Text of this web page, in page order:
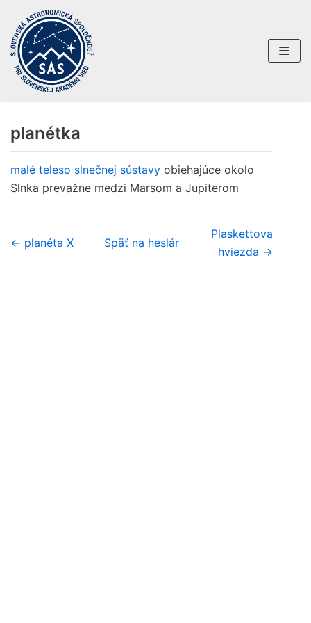
Preskočiť
na
obsah
planétka
malé teleso slnečnej sústavy obiehajúce okolo
Slnka prevažne medzi Marsom a Jupiterom
← planéta X Späť na heslár
Plaskettova
hviezda →